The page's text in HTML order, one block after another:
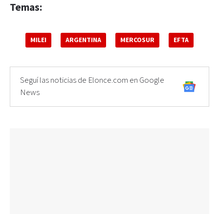
Temas:
MILEI ARGENTINA MERCOSUR EFTA
Seguí las noticias de Elonce.com en Google
News